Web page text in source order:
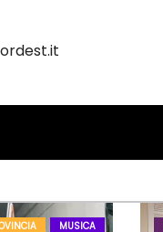
MUSICA